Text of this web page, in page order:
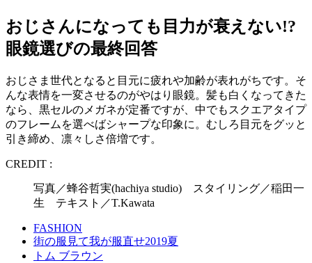
おじさんになっても目力が衰えない!?
眼鏡選びの最終回答
おじさま世代となると目元に疲れや加齢が表れがちです。そ
んな表情を一変させるのがやはり眼鏡。髪も白くなってきた
なら、黒セルのメガネが定番ですが、中でもスクエアタイプ
のフレームを選べばシャープな印象に。むしろ目元をグッと
引き締め、凛々しさ倍増です。
CREDIT :
写真／蜂谷哲実(hachiya studio) スタイリング／稲田一
生 テキスト／T.Kawata
FASHION
街の服見て我が服直せ2019夏
トム ブラウン